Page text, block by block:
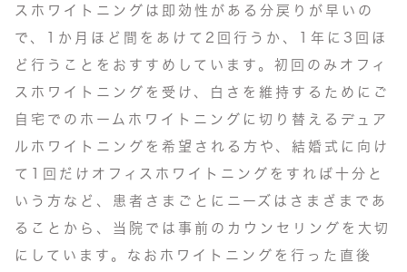
スホワイトニングは即効性がある分戻りが早いの
で、1か月ほど間をあけて2回行うか、1年に3回ほ
ど行うことをおすすめしています。初回のみオフィ
スホワイトニングを受け、白さを維持するためにご
自宅でのホームホワイトニングに切り替えるデュア
ルホワイトニングを希望される方や、結婚式に向け
て1回だけオフィスホワイトニングをすれば十分と
いう方など、患者さまごとにニーズはさまざまであ
ることから、当院では事前のカウンセリングを大切
にしています。なおホワイトニングを行った直後